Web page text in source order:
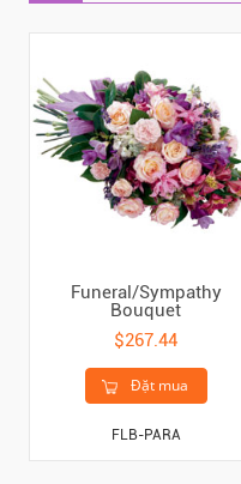
Funeral/Sympathy
Bouquet
$267.44
Đặt mua
FLB-PARA